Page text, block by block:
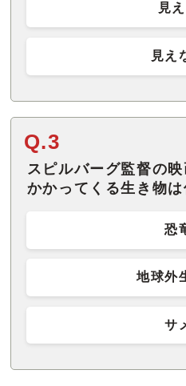
見
見え
Q.3
スピルバーグ監督の
かかってくる生き物は
恐
地球外
サ